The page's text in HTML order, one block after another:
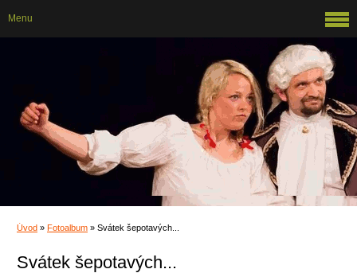
Úvod » Fotoalbum » Svátek šepotavých...
Svátek šepotavých...
Menu